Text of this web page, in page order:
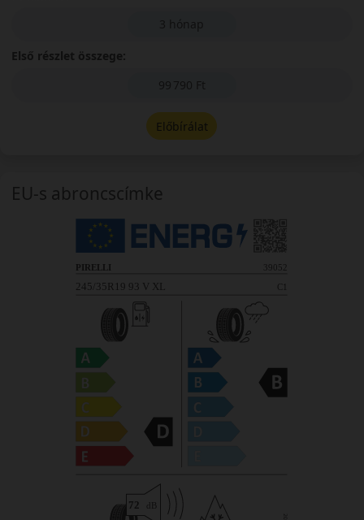
3 hónap
Első részlet összege:
99 790 Ft
Előbírálat
EU-s abroncscímke